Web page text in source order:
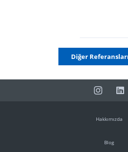
Diğer
Hakkımızda
Blog